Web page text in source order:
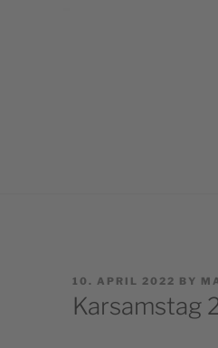
POSTED
10. APRIL 2022 BY
Karsamstag